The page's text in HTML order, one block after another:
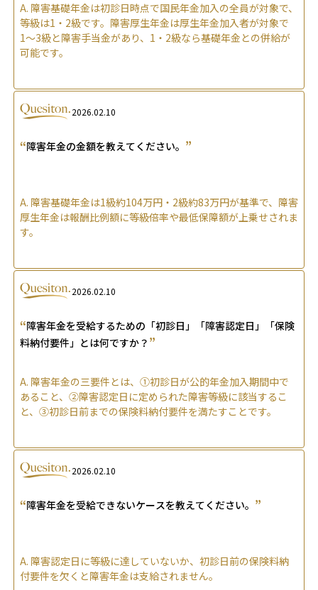
A. 障害基礎年金は初診日時点で国民年金加入の全員が対象で、
等級は1・2級です。障害厚生年金は厚生年金加入者が対象で
1〜3級と障害手当金があり、1・2級なら基礎年金との併給が
可能です。
2026.02.10
“障害年金の金額を教えてください。 ”
A. 障害基礎年金は1級約104万円・2級約83万円が基準で、障害
厚生年金は報酬比例額に等級倍率や最低保障額が上乗せされま
す。
2026.02.10
“障害年金を受給するための「初診日」「障害認定日」「保険
料納付要件」とは何ですか？ ”
A. 障害年金の三要件とは、①初診日が公的年金加入期間中で
あること、②障害認定日に定められた障害等級に該当するこ
と、③初診日前までの保険料納付要件を満たすことです。
2026.02.10
“障害年金を受給できないケースを教えてください。 ”
A. 障害認定日に等級に達していないか、初診日前の保険料納
付要件を欠くと障害年金は支給されません。